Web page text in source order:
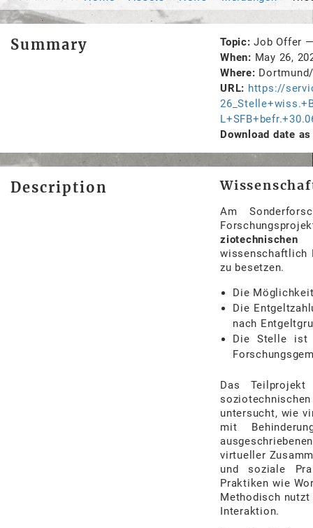
Summary Topic Job Offer
When
May 26,
Where
URL
https://
Download date
Description
Am
ziotechnischen
wissenschaftlich
zu besetzen.
Die
Die
nach
Die
Stelle
ist
Das
untersucht, wie
mit
ausgeschriebenen
virtueller
und soziale
Praktiken wie
Methodisch nutzt
Interaktion.